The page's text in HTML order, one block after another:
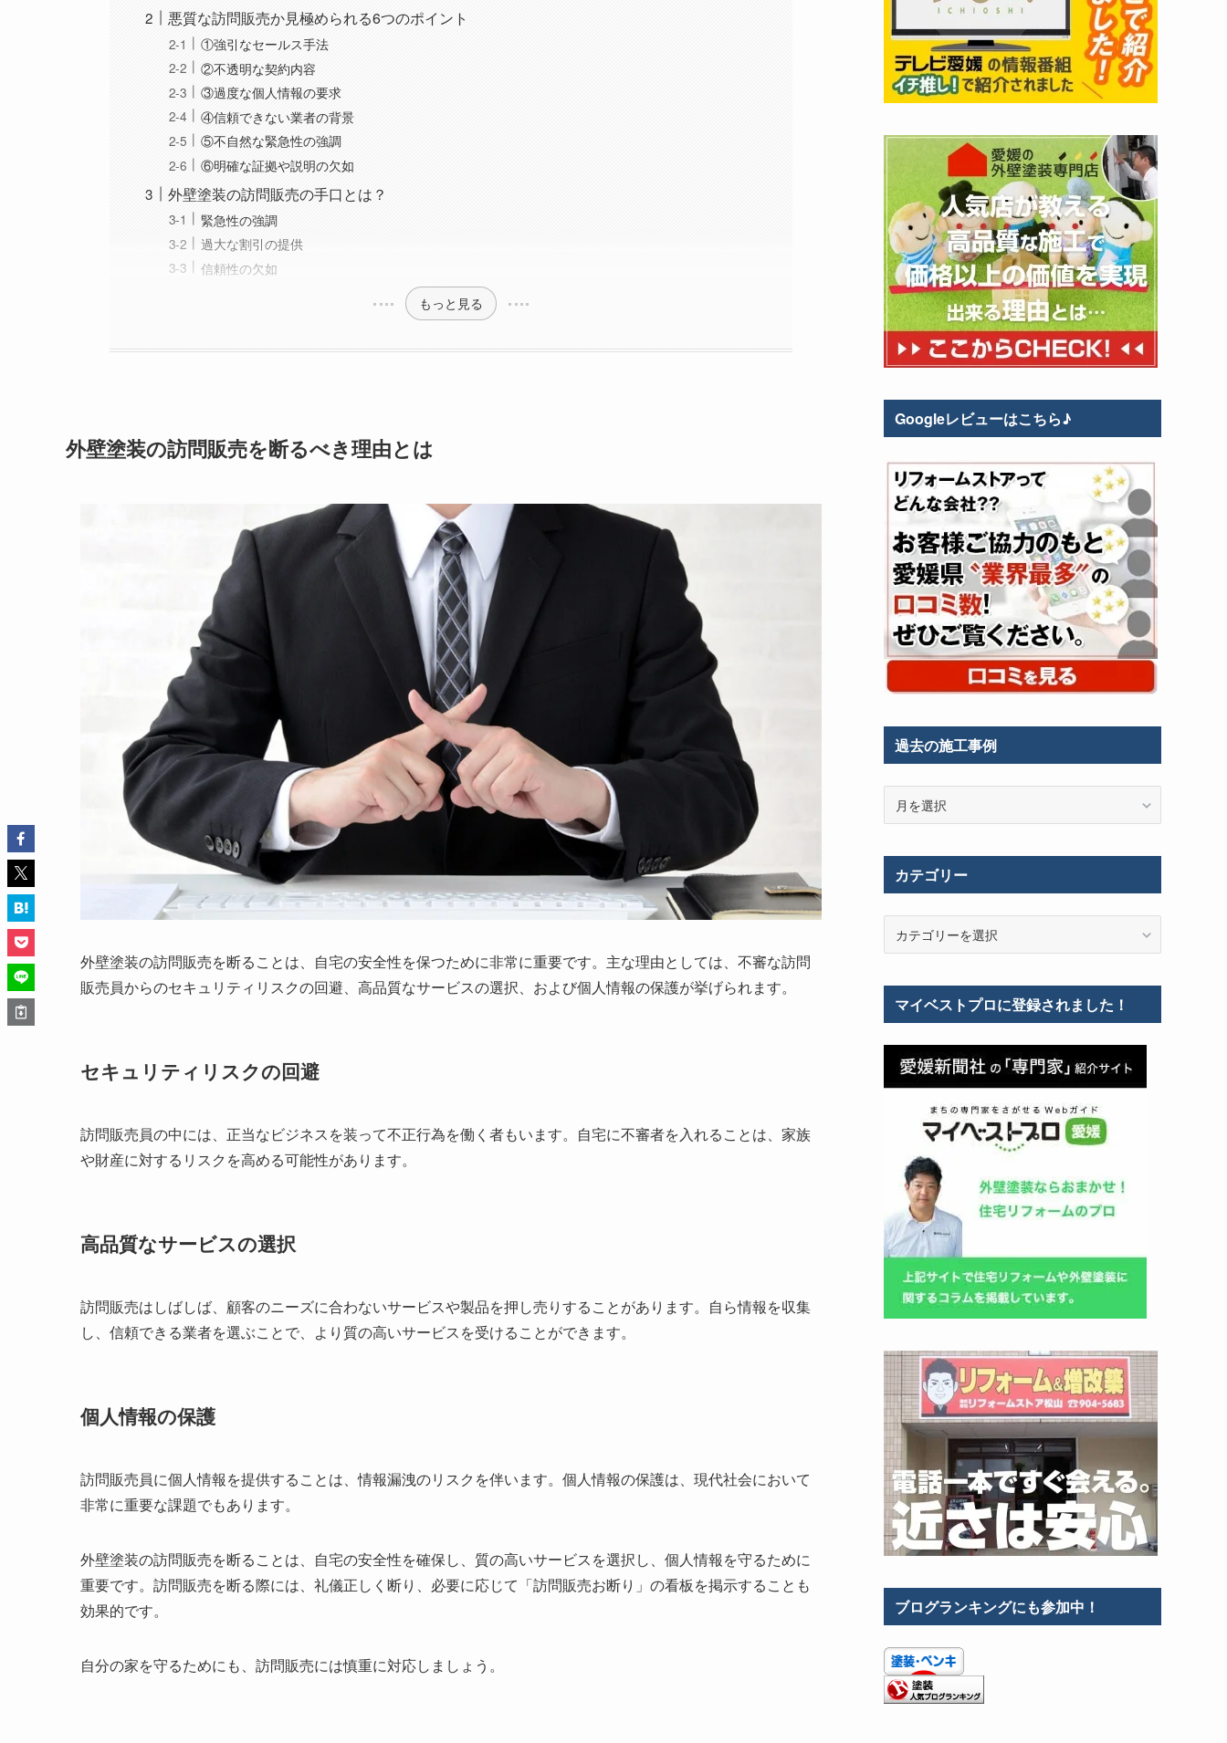
悪質な訪問販売か見極められる6つのポイント
①強引なセールス手法
②不透明な契約内容
③過度な個人情報の要求
④信頼できない業者の背景
⑤不自然な緊急性の強調
⑥明確な証拠や説明の欠如
外壁塗装の訪問販売の手口とは？
緊急性の強調
過大な割引の提供
信頼性の欠如
もっと見る
外壁塗装の訪問販売を断るべき理由とは
外壁塗装の訪問販売を断ることは、自宅の安全性を保つために非常に重要です。主な理由としては、不審な訪問
販売員からのセキュリティリスクの回避、高品質なサービスの選択、および個人情報の保護が挙げられます。
セキュリティリスクの回避
訪問販売員の中には、正当なビジネスを装って不正行為を働く者もいます。自宅に不審者を入れることは、家族
や財産に対するリスクを高める可能性があります。
高品質なサービスの選択
訪問販売はしばしば、顧客のニーズに合わないサービスや製品を押し売りすることがあります。自ら情報を収集
し、信頼できる業者を選ぶことで、より質の高いサービスを受けることができます。
個人情報の保護
訪問販売員に個人情報を提供することは、情報漏洩のリスクを伴います。個人情報の保護は、現代社会において
非常に重要な課題でもあります。
外壁塗装の訪問販売を断ることは、自宅の安全性を確保し、質の高いサービスを選択し、個人情報を守るために
重要です。訪問販売を断る際には、礼儀正しく断り、必要に応じて「訪問販売お断り」の看板を掲示することも
効果的です。
自分の家を守るためにも、訪問販売には慎重に対応しましょう。
Googleレビューはこちら♪
過去の施工事例
施
事
例
カテゴリー
リ
マイベストプロに登録されました！
ブログランキングにも参加中！